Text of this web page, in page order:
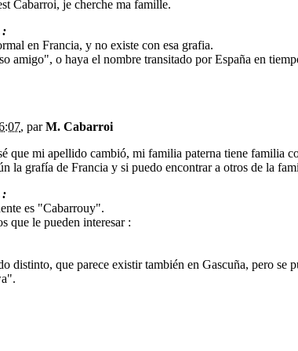
Cabarroi, je cherche ma famille.
:
en Francia, y no existe con esa grafia.
amigo", o haya el nombre transitado por España en
, parM. Cabarroi
que mi apellido cambió, mi familia paterna tiene familia
la grafía de Francia y si puedo encontrar a otros de la
:
es "Cabarrouy".
que le pueden interesar :
distinto, que parece existir también en Gascuña, pero